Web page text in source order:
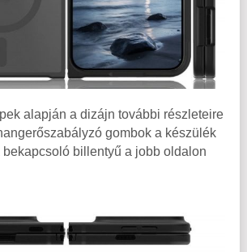
alapján a dizájn további részleteire
gombok a készülék
billentyű a jobb oldalon